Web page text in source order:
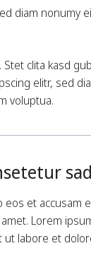
diam nonumy
clita kasd
elitr, sed
voluptua.
eos et
Lorem
labore et
stets sehr
Kollegen